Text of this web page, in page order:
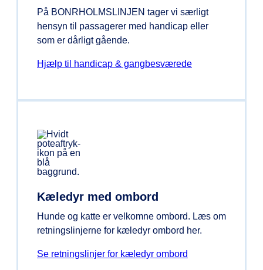
På BONRHOLMSLINJEN tager vi særligt
hensyn til passagerer med handicap eller
som er dårligt gående.
Hjælp til handicap & gangbesværede
Kæledyr med ombord
Hunde og katte er velkomne ombord. Læs om
retningslinjerne for kæledyr ombord her.
Se retningslinjer for kæledyr ombord